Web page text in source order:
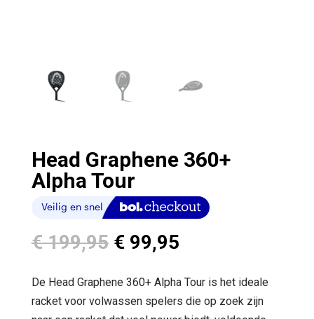
Head Graphene 360+
Alpha Tour
€199,95 Oorspronkelijke
prijs
was:
€ 199,95.
€99,95Huidige
is:
€ 99,95.
De Head Graphene 360+ Alpha Tour is het ideale
racket voor volwassen spelers die op zoek zijn